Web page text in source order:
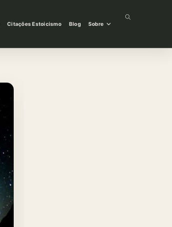
Citações Estoicismo Blog Sobre
Alternar